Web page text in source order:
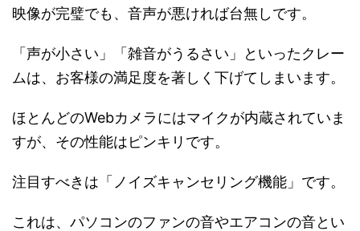
映像が完璧でも、音声が悪ければ台無しです。
「声が小さい」「雑音がうるさい」といったクレー
ムは、お客様の満足度を著しく下げてしまいます。
ほとんどのWebカメラにはマイクが内蔵されていま
すが、その性能はピンキリです。
注目すべきは「ノイズキャンセリング機能」です。
これは、パソコンのファンの音やエアコンの音とい